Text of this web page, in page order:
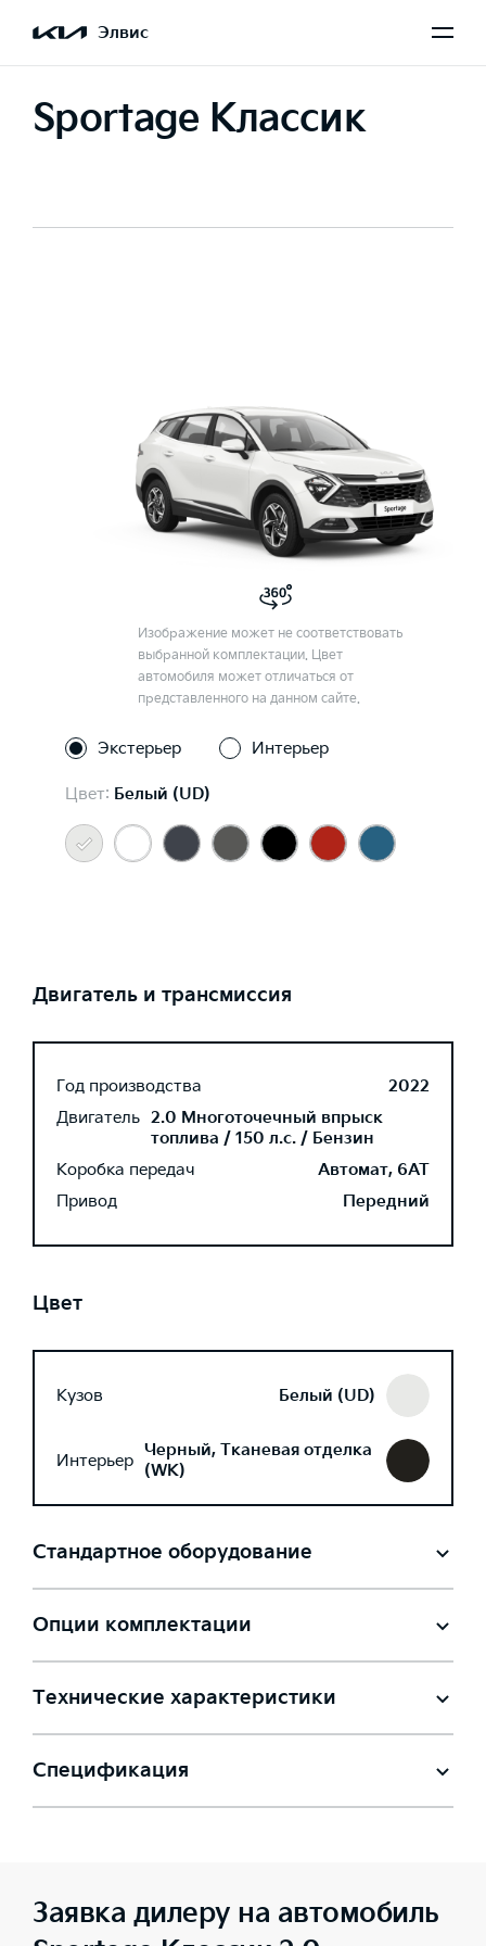
Элвис
Sportage Классик
Изображение может не соответствовать
выбранной комплектации. Цвет
автомобиля может отличаться от
представленного на данном сайте.
Экстерьер Интерьер
Цвет: Белый (UD)
Двигатель и трансмиссия
Год производства
2022
Двигатель 2.0 Многоточечный впрыск
топлива / 150 л.с. / Бензин
Коробка передач
Автомат, 6AT
Привод
Передний
Цвет
Кузов Белый (UD)
Интерьер Черный, Тканевая отделка
(WK)
Стандартное оборудование
Опции комплектации
Технические характеристики
Спецификация
Заявка дилеру на автомобиль